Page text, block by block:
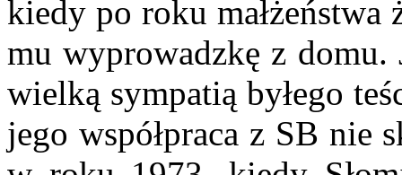
kiedy po roku małżeństwa
mu wyprowadzkę z domu.
wielką sympatią byłego
jego współpraca z SB nie